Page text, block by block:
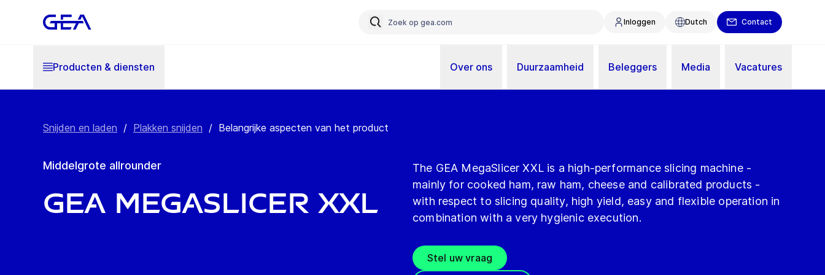
Inloggen Dutch Contact
Producten & diensten Over ons Duurzaamheid Beleggers Media Vacatures
Snijden en laden / Plakken snijden / Belangrijke aspecten van het product
Middelgrote allrounder
GEA MegaSlicer XXL
The GEA MegaSlicer XXL is a high-performance slicing machine -
mainly for cooked ham, raw ham, cheese and calibrated products -
with respect to slicing quality, high yield, easy and flexible operation in
combination with a very hygienic execution.
Stel uw vraag